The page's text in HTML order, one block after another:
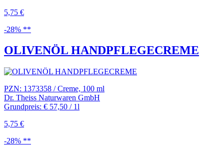
5,75 €
-28% **
OLIVENÖL HANDPFLEGECREME
PZN: 1373358 / Creme, 100 ml
Dr. Theiss Naturwaren GmbH
Grundpreis: € 57,50 / 1l
5,75 €
-28% **